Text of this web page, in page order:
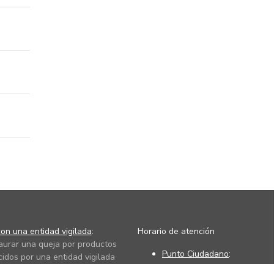
una entidad vigilada:
una queja por productos
por una entidad vigilada
Horario de atención
Punto Ciudadano: